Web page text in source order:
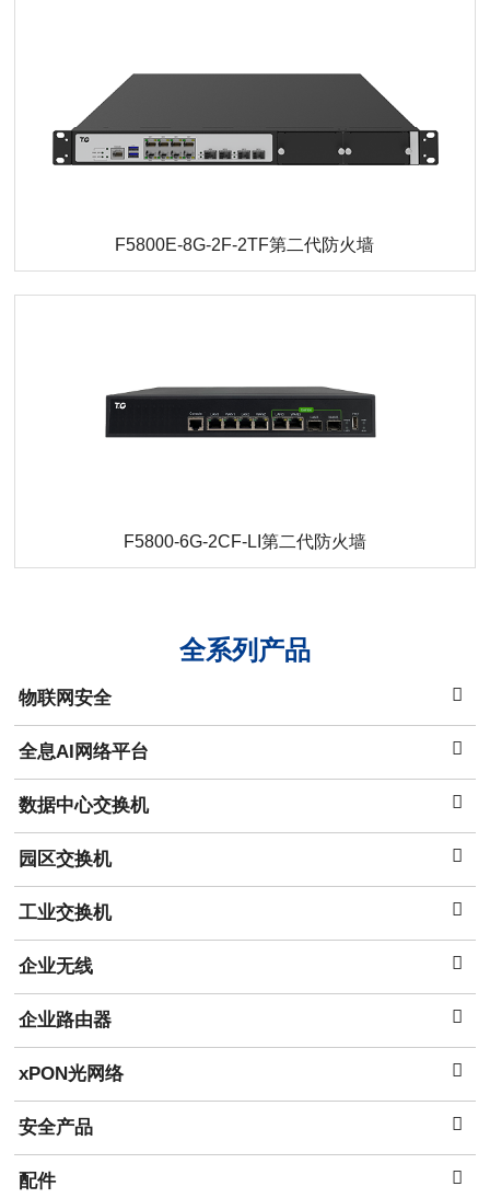
F5800E-8G-2F-2TF第二代防火墙
F5800-6G-2CF-LI第二代防火墙
全系列产品
物联网安全
全息AI网络平台
数据中心交换机
园区交换机
工业交换机
企业无线
企业路由器
xPON光网络
安全产品
配件